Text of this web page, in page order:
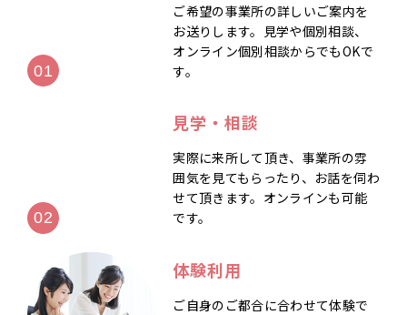
ご希望の事業所の詳しいご案内を
お送りします。見学や個別相談、
オンライン個別相談からでもOKで
す。
見学・相談
実際に来所して頂き、事業所の雰
囲気を見てもらったり、お話を伺わ
せて頂きます。オンラインも可能
です。
体験利用
ご自身のご都合に合わせて体験で